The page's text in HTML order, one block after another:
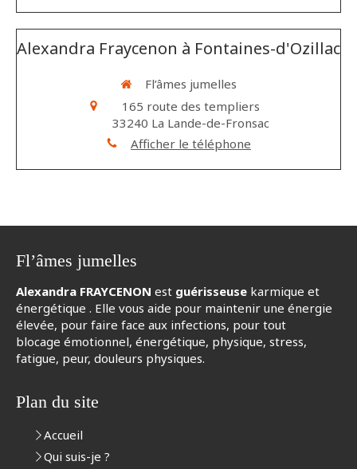
Alexandra Fraycenon à Fontaines-d'Ozillac
Fl’âmes jumelles
165 route des templiers
33240 La Lande-de-Fronsac
Afficher le téléphone
Fl’âmes jumelles
Alexandra FRAYCENON est guérisseuse karmique et
énergétique . Elle vous aide pour maintenir une énergie
élevée, pour faire face aux infections, pour tout
blocage émotionnel, énergétique, physique, stress,
fatigue, peur, douleurs physiques.
Plan du site
Accueil
Qui suis-je ?